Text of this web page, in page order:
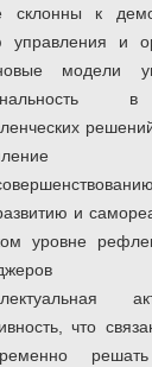
склонны к
управления и
модели
и
уровне
что